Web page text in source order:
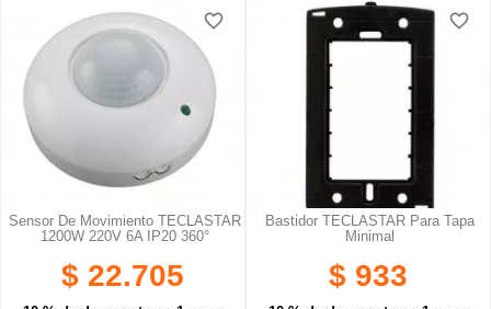
Sensor De Movimiento TECLASTAR
1200W 220V 6A IP20 360°
$ 22.705
favorite_border
favorite_border
favorite_border
Bastidor TECLASTAR Para Tapa
Minimal
$ 933
favorite_border
favorite_border
favorite_border